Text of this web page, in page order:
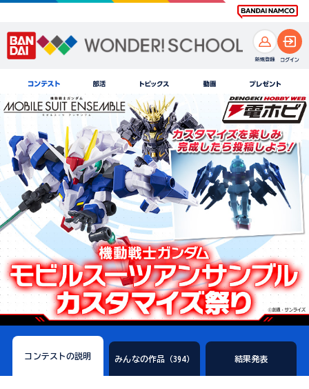
コンテストの説明 みんなの作品（394） 結果発表